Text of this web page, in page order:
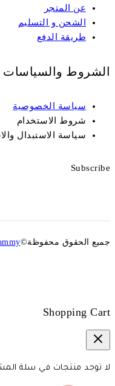
عن المتجر
الشحن و التسليم
طريقة الدفع
الشروط والسياسات
سياسة الخصوصية
شروط الاستخدام
سياسة الاستبدال
Subscribe
جميع الحقوق محفوظة©
Shopping Cart
لا توجد منتجات في سلة